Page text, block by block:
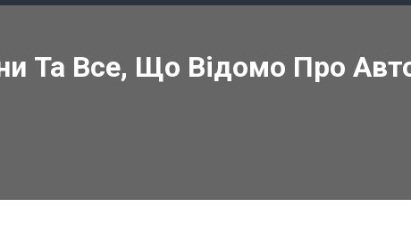
Та Все, Що Відомо Про